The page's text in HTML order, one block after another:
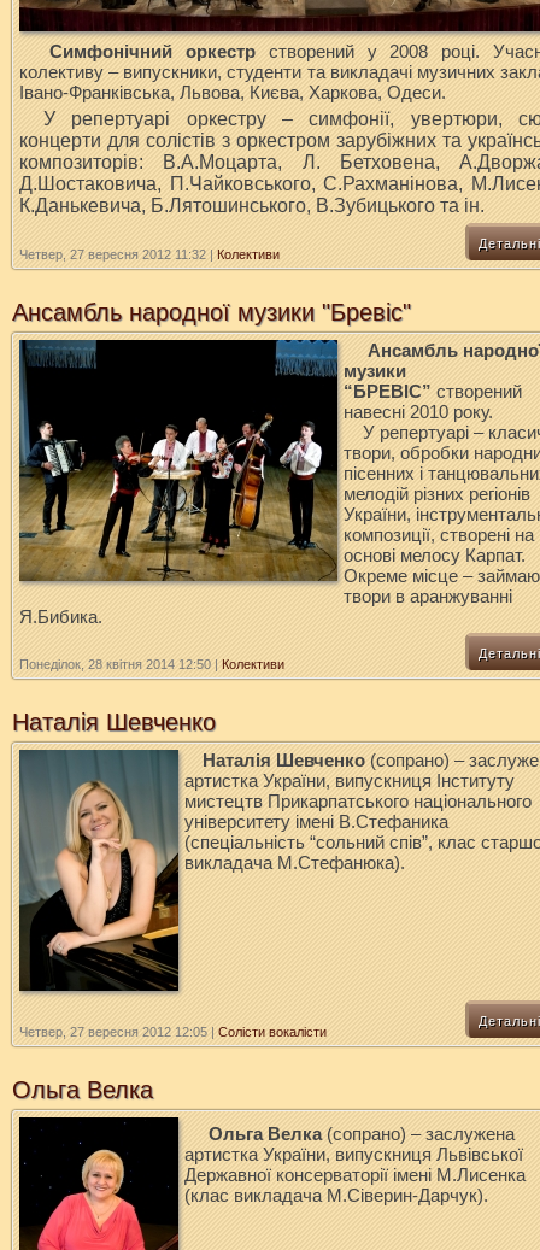
Симфонічний оркестрстворений у 2008 році.
колективу – випускники, студенти та викладачі музичних
Івано-Франківська, Львова, Києва, Харкова, Одеси.
У репертуарі оркестру – симфонії, увертюри,
концерти для солістів з оркестром зарубіжних та
композиторів: В.А.Моцарта, Л. Бетховена,
Д.Шостаковича, П.Чайковського, С.Рахманінова,
К.Данькевича, Б.Лятошинського, В.Зубицького та ін.
Четвер, 27 вересня 2012 11:32 | Колективи
Ансамбль народної музики "Бревіс"
Ансамбль
музики
“БРЕВІС” створений
навесні 2010 року.
У репертуарі –
твори, обробки
пісенних і
мелодій різних регіонів
України,
композиції, створені на
основі мелосу Карпат.
Окреме місце –
твори в аранжуванні
Я.Бибика.
Понеділок, 28 квітня 2014 12:50 | Колективи
Наталія Шевченко
Наталія Шевченко (сопрано) –
артистка України, випускниця Інституту
мистецтв Прикарпатського національного
університету імені В.Стефаника
(спеціальність “сольний спів”, клас
викладача М.Стефанюка).
Четвер, 27 вересня 2012 12:05 | Солісти вокалісти
Ольга Велка
Ольга Велка (сопрано) – заслужена
артистка України, випускниця Львівської
Державної консерваторії імені М.Лисенка
(клас викладача М.Сіверин-Дарчук).